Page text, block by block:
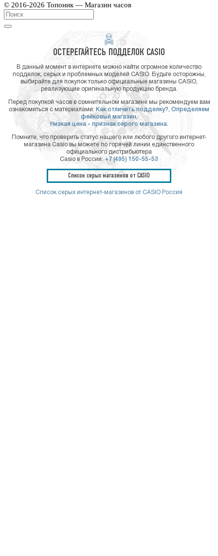
© 2016-2026 Топоник — Магазин часов
ОСТЕРЕГАЙТЕСЬ ПОДДЕЛОК CASIO
В данный момент в интернете можно найти огромное количество
подделок, серых и проблемных моделей CASIO. Будьте осторожны,
выбирайте для покупок только официальные магазины CASIO,
реализующие оригинальную продукцию бренда.
Перед покупкой часов в сомнительном магазине мы рекомендуем вам
ознакомиться с материалами: Как отличить подделку?, Определяем
фейковый магазин,
Низкая цена - признак серого магазина.
Помните, что проверить статус нашего или любого другого интернет-
магазина Casio вы можете по горячей линии единственного
официального дистрибьютера
Casio в России: +7 (495) 150-55-53
Список серых магазинов от CASIO
Список серых интернет-магазинов от CASIO Россия